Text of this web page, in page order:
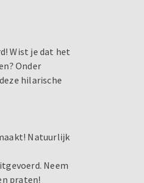
Wist je dat het
Onder
hilarische
Natuurlijk
Neem
praten!